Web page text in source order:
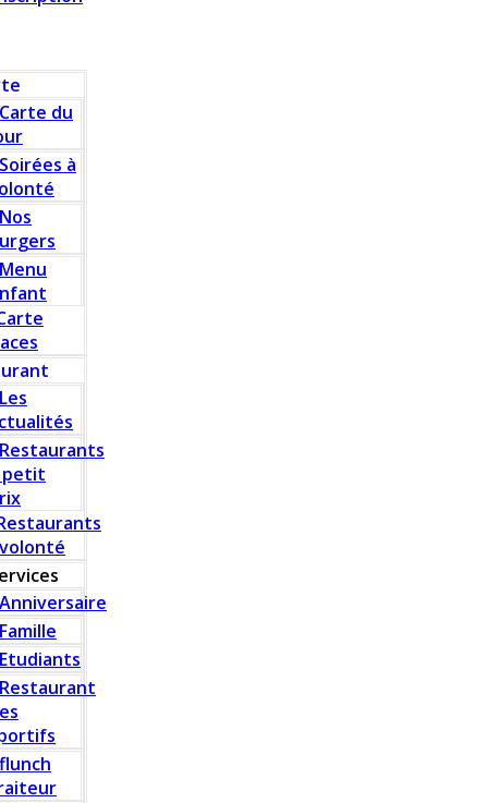
Carte du
Soirées à
Nos
Menu
Les
Restaurants
petit
Anniversaire
Famille
Etudiants
Restaurant
flunch